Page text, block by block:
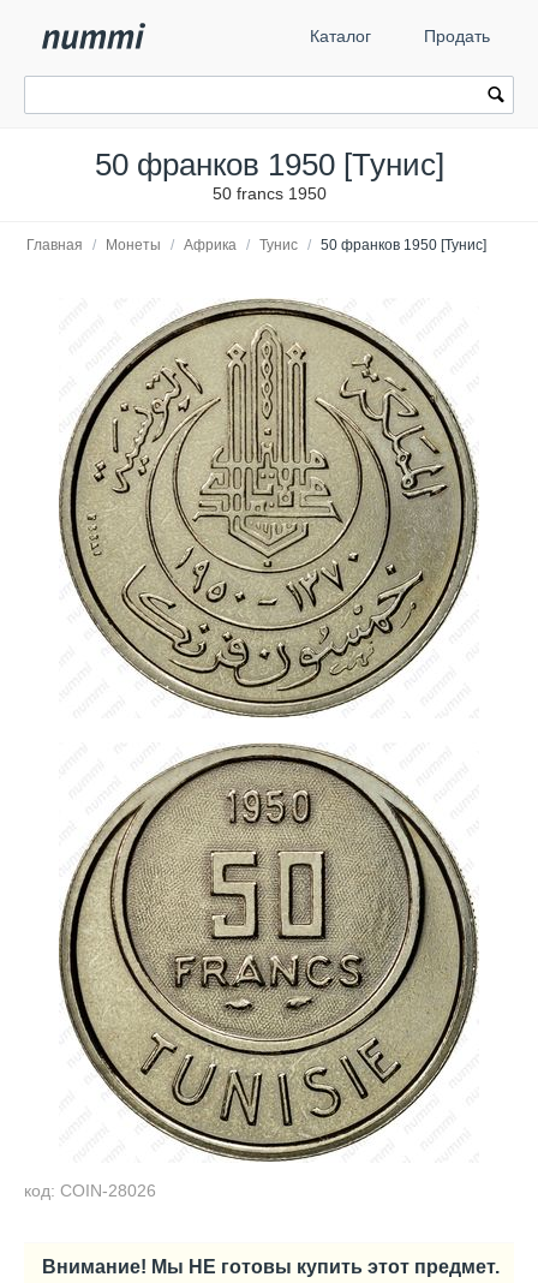
Каталог Продать
50 франков 1950 [Тунис]
50 francs 1950
Главная / Монеты / Африка / Тунис / 50 франков 1950 [Тунис]
код: COIN-28026
Внимание! Мы НЕ готовы купить этот предмет.